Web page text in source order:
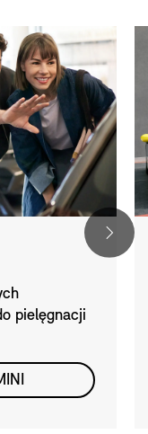
pielęgnacji